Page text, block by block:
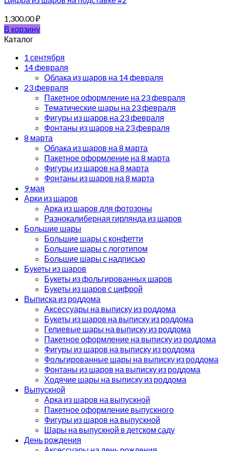
1,300.00₽
В корзину
Каталог
1 сентября
14 февраля
Облака из шаров на 14 февраля
23 февраля
Пакетное оформление на 23 февраля
Тематические шары на 23 февраля
Фигуры из шаров на 23 февраля
Фонтаны из шаров на 23 февраля
8 марта
Облака из шаров на 8 марта
Пакетное оформление на 8 марта
Фигуры из шаров на 8 марта
Фонтаны из шаров на 8 марта
9 мая
Арки из шаров
Арка из шаров для фотозоны
Разнокалиберная гирлянда из шаров
Большие шары
Большие шары с конфетти
Большие шары с логотипом
Большие шары с надписью
Букеты из шаров
Букеты из фольгированных шаров
Букеты из шаров с цифрой
Выписка из роддома
Аксессуары на выписку из роддома
Букеты из шаров на выписку из роддома
Гелиевые шары на выписку из роддома
Пакетное оформление на выписку из роддома
Фигуры из шаров на выписку из роддома
Фольгированные шары на выписку из роддома
Фонтаны из шаров на выписку из роддома
Ходячие шары на выписку из роддома
Выпускной
Арка из шаров на выпускной
Пакетное оформление выпускного
Фигуры из шаров на выпускной
Шары на выпускной в детском саду
День рождения